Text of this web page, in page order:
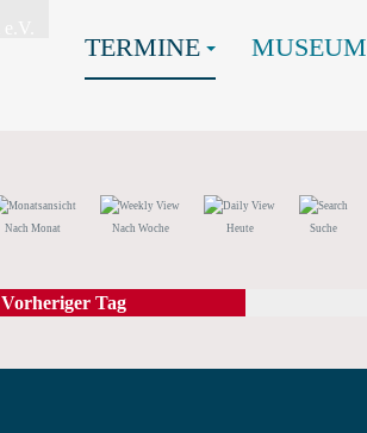
TERMINE MUSEUM
Nach Monat Nach Woche Heute Suche
Vorheriger Tag